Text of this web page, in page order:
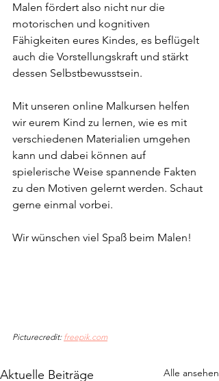
Malen fördert also nicht nur die
motorischen und kognitiven
Fähigkeiten eures Kindes, es beflügelt
auch die Vorstellungskraft und stärkt
dessen Selbstbewusstsein.
Mit unseren online Malkursen helfen
wir eurem Kind zu lernen, wie es mit
verschiedenen Materialien umgehen
kann und dabei können auf
spielerische Weise spannende Fakten
zu den Motiven gelernt werden. Schaut
gerne einmal vorbei.
Wir wünschen viel Spaß beim Malen!
Picturecredit: freepik.com
Aktuelle Beiträge Alle ansehen